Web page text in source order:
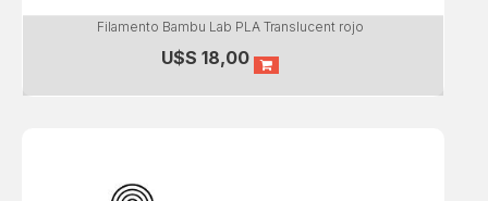
Filamento Bambu Lab PLA Translucent rojo
U$S18,00